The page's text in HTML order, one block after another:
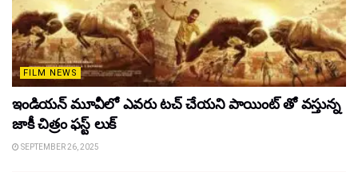
FILM NEWS
ఇండియన్ మూవీలో ఎవరు టచ్ చేయని పాయింట్ తో వస్తున్న
జాకీ చిత్రం ఫస్ట్ లుక్
SEPTEMBER 26, 2025